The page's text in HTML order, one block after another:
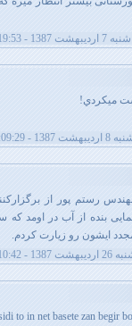
شنبه 7 اردیبهشت 1387 - 4:19:53 بعد از ظهر
ميكردي!
- 5:09:29 قبل از ظهر
رستم پور از
بنده از آب در اومد که
ایشون رو زیارت کردم.
9:10:42 بعد از ظهر
to in net basete zan begir